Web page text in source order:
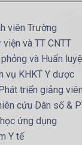
viên Trường
viện và TT CNTT
và Huấn
vụ KHKT Y dược
triển giảng
cứu Dân số &
ứng dụng
Y tế